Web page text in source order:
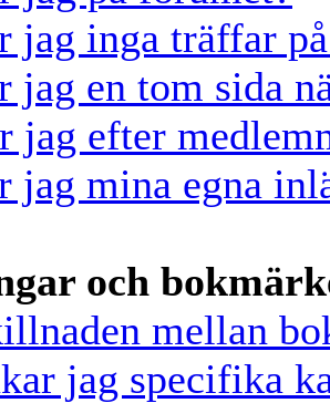
jag inga träffar
jag en tom sida
jag efter
jag mina egna
och
mellan
jag specifika